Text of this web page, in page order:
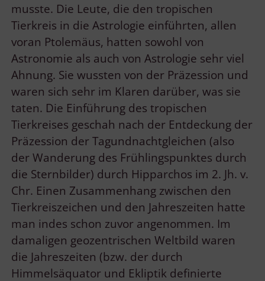
musste. Die Leute, die den tropischen
Tierkreis in die Astrologie einführten, allen
voran Ptolemäus, hatten sowohl von
Astronomie als auch von Astrologie sehr viel
Ahnung. Sie wussten von der Präzession und
waren sich sehr im Klaren darüber, was sie
taten. Die Einführung des tropischen
Tierkreises geschah nach der Entdeckung der
Präzession der Tagundnachtgleichen (also
der Wanderung des Frühlingspunktes durch
die Sternbilder) durch Hipparchos im 2. Jh. v.
Chr. Einen Zusammenhang zwischen den
Tierkreiszeichen und den Jahreszeiten hatte
man indes schon zuvor angenommen. Im
damaligen geozentrischen Weltbild waren
die Jahreszeiten (bzw. der durch
Himmelsäquator und Ekliptik definierte